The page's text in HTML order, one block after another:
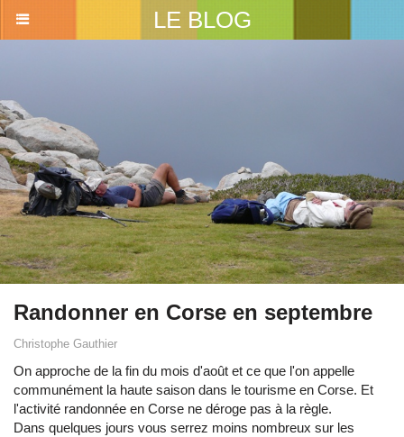
LE BLOG
Randonner en Corse en septembre
Christophe Gauthier
On approche de la fin du mois d'août et ce que l'on appelle
communément la haute saison dans le tourisme en Corse. Et
l'activité randonnée en Corse ne déroge pas à la règle.
Dans quelques jours vous serrez moins nombreux sur les